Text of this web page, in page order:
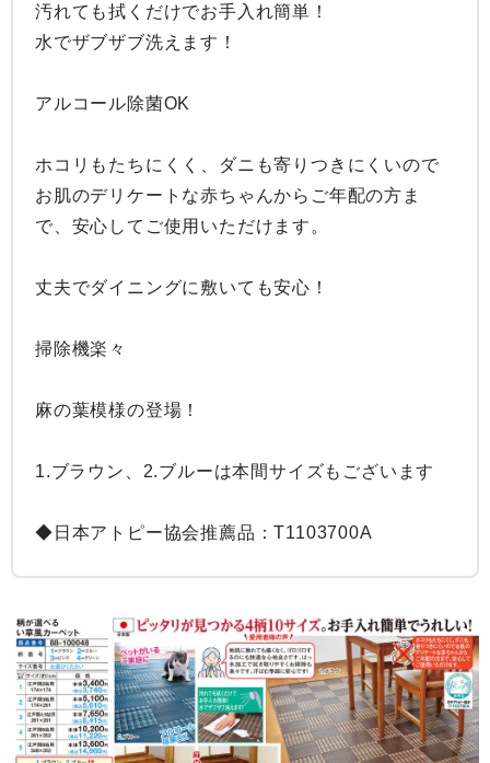
汚れても拭くだけでお手入れ簡単！
水でザブザブ洗えます！
アルコール除菌OK
ホコリもたちにくく、ダニも寄りつきにくいので
お肌のデリケートな赤ちゃんからご年配の方ま
で、安心してご使用いただけます。
丈夫でダイニングに敷いても安心！
掃除機楽々
麻の葉模様の登場！
1.ブラウン、2.ブルーは本間サイズもございます
◆日本アトピー協会推薦品：T1103700A